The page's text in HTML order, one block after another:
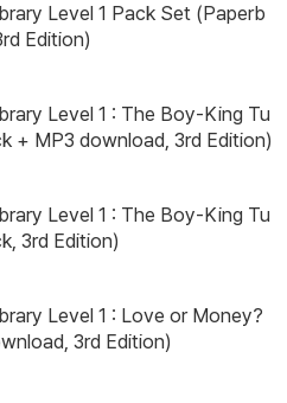
Level 1 Pack Set (Paperb
Edition)
Level 1 : The Boy-King Tu
+ MP3 download, 3rd Edition)
Level 1 : The Boy-King Tu
3rd Edition)
Level 1 : Love or Money?
3rd Edition)